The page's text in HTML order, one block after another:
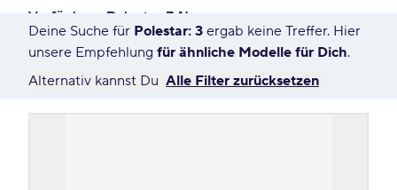
Verfügbare Polestar 3 Neuwagen
0 Angebote für Deine Suche
Deine Suche für Polestar: 3 ergab keine Treffer. Hier
unsere Empfehlung für ähnliche Modelle für Dich.
Alternativ kannst Du Alle Filter zurücksetzen